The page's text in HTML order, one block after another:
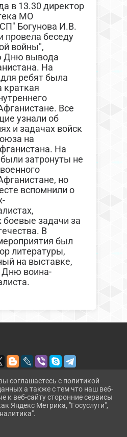
в 13.30 директор
МО
Богунова И.В.
провела беседу
войны",
Дню вывода
На
ребят была
краткая
Все
узнали об
и задачах войск
на
На
затронуты не
но
вспомнили о
задачи за
В
был
литературы,
на выставке,
Дню воина-
соглашаетесь с политикой
а также с тем что наш веб-
к веб-сайту сторонние сервисы
Яндекс Метрика, "Госуслуги",